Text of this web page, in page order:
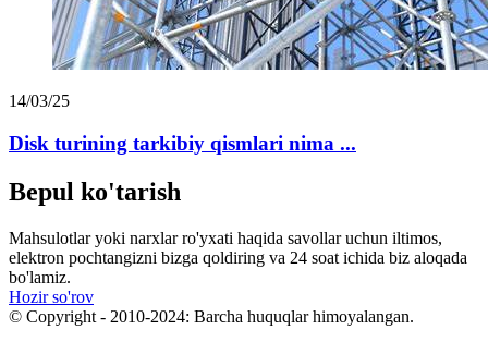
14/03/25
Disk turining tarkibiy qismlari nima ...
Bepul ko'tarish
Mahsulotlar yoki narxlar ro'yxati haqida savollar uchun iltimos,
elektron pochtangizni bizga qoldiring va 24 soat ichida biz aloqada
bo'lamiz.
Hozir so'rov
© Copyright - 2010-2024: Barcha huquqlar himoyalangan.